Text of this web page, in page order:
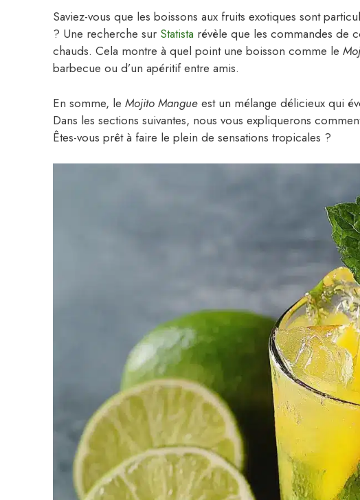
Saviez-vous que les boissons aux fruits exotiques sont
? Une recherche sur Statista révèle que les commandes de
chauds. Cela montre à quel point une boisson comme le
barbecue ou d’un apéritif entre amis.
En somme, le Mojito Mangue est un mélange délicieux qui
Dans les sections suivantes, nous vous expliquerons
Êtes-vous prêt à faire le plein de sensations tropicales ?